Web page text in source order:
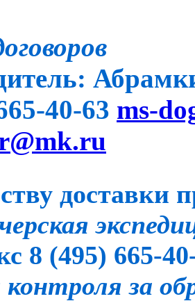
40-63 ms-
доставки
8 (495) 665-
за